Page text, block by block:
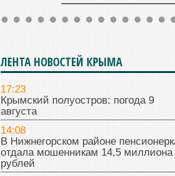
ЛЕНТА НОВОСТЕЙ КРЫМА
17:23
Крымский полуостров: погода 9
августа
14:08
В Нижнегорском районе
отдала мошенникам 14,5 миллиона
рублей